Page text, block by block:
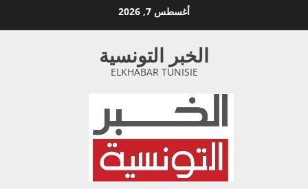
أغسطس 7, 2026
الخبر التونسية
ELKHABAR TUNISIE